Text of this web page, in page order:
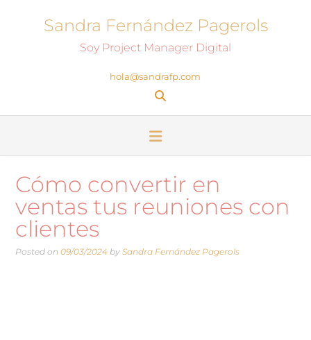
Sandra Fernández Pagerols
Soy Project Manager Digital
hola@sandrafp.com
Cómo convertir en
ventas tus reuniones con
clientes
Posted on 09/03/2024 by Sandra Fernández Pagerols